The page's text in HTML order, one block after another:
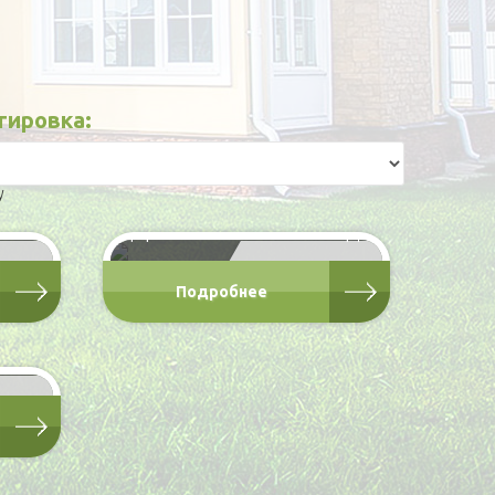
Р от 55 700 Р
Блок-контейнер на
деревянной обвязке БКДУ
Подробнее
Р